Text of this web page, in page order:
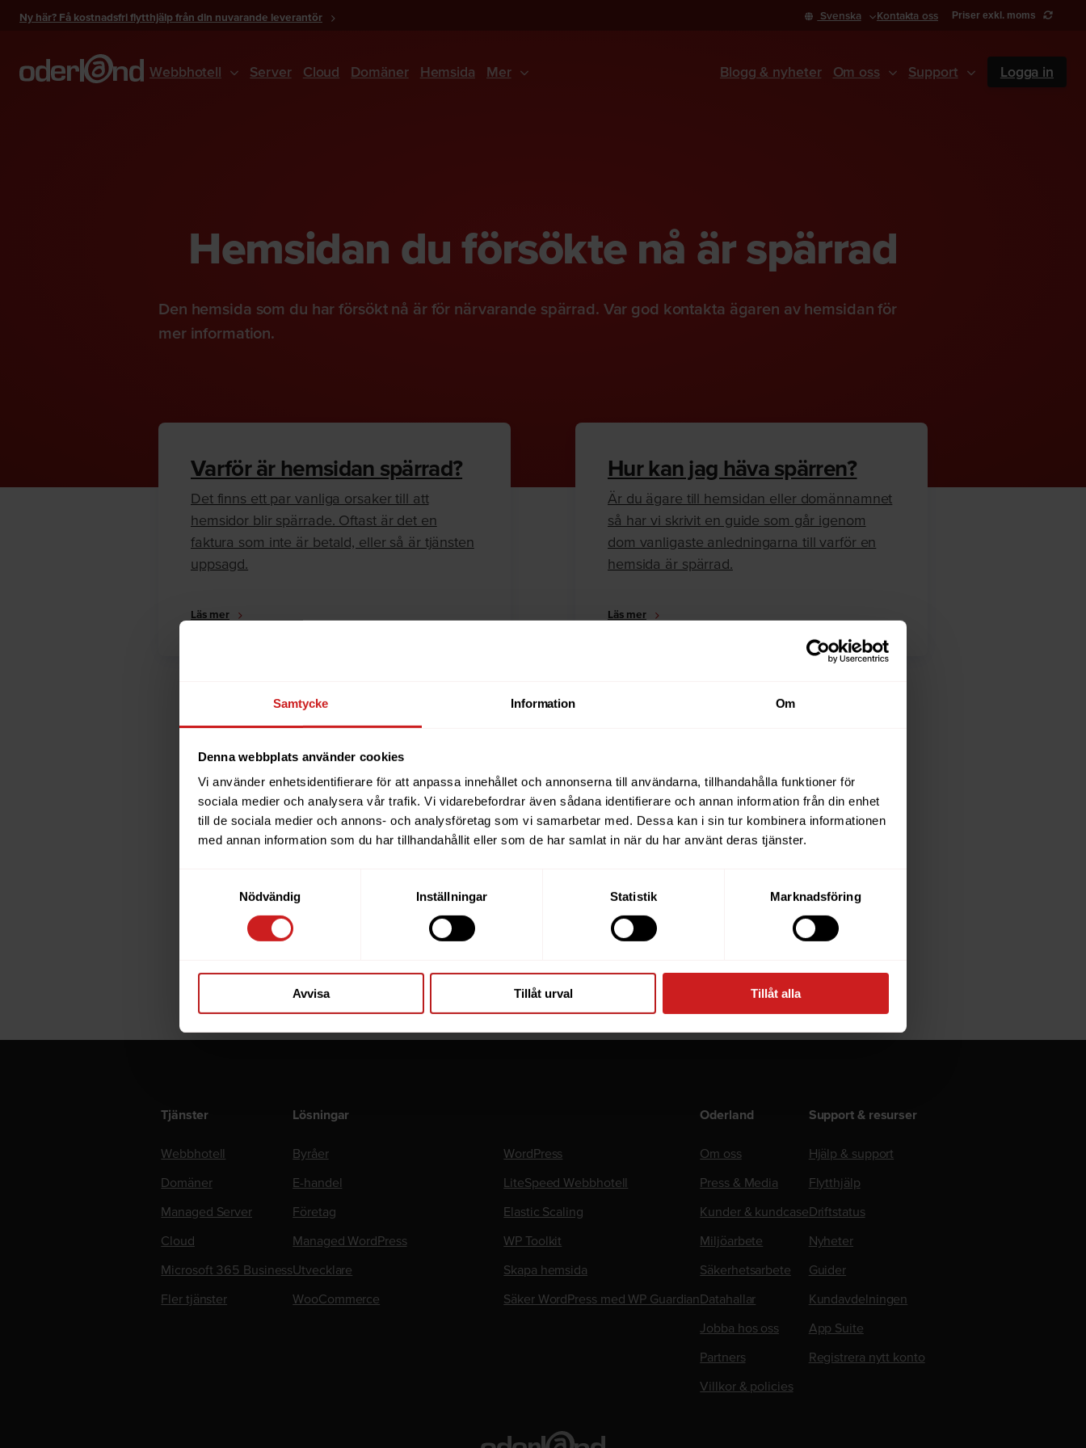
Samtycke Information Om
Denna webbplats använder cookies
Vi använder enhetsidentifierare för att anpassa innehållet och annonserna till användarna, tillhandahålla funktioner för
sociala medier och analysera vår trafik. Vi vidarebefordrar även sådana identifierare och annan information från din enhet
till de sociala medier och annons- och analysföretag som vi samarbetar med. Dessa kan i sin tur kombinera informationen
med annan information som du har tillhandahållit eller som de har samlat in när du har använt deras tjänster.
Nödvändig
Inställningar Statistik Marknadsföring
Avvisa Tillåt urval Tillåt alla
Ny här? Få kostnadsfri flytthjälp från din nuvarande leverantör Svenska Kontakta oss Priser exkl. moms
Webbhotell Server Cloud Domäner Hemsida Mer Blogg & nyheter Om oss Support Logga in
Hemsidan du försökte nå är spärrad
Den hemsida som du har försökt nå är för närvarande spärrad. Var god kontakta ägaren av hemsidan för
mer information.
Varför är hemsidan spärrad?
Det finns ett par vanliga orsaker till att
hemsidor blir spärrade. Oftast är det en
faktura som inte är betald, eller så är tjänsten
uppsagd.
Läs mer
Hur kan jag häva spärren?
Är du ägare till hemsidan eller domännamnet
så har vi skrivit en guide som går igenom
dom vanligaste anledningarna till varför en
hemsida är spärrad.
Läs mer
The website you were trying to reach
has been suspended
the website for further information.
If you are the owner of this website or domain pleaseread this FAQ
Tjänster
Webbhotell
Domäner
Managed Server
Cloud
Microsoft 365 Business
Fler tjänster
Lösningar
Byråer
E-handel
Företag
Managed WordPress
Utvecklare
WooCommerce
WordPress
LiteSpeed Webbhotell
Elastic Scaling
WP Toolkit
Skapa hemsida
Säker WordPress med WP Guardian
Oderland
Om oss
Press & Media
Kunder & kundcase
Miljöarbete
Säkerhetsarbete
Datahallar
Jobba hos oss
Partners
Villkor & policies
Support & resurser
Hjälp & support
Flytthjälp
Driftstatus
Nyheter
Guider
Kundavdelningen
App Suite
Registrera nytt konto